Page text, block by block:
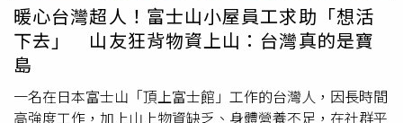
就會出現腹痛、吐瀉、傷風感冒、腰肩疼痛等癥狀。空調開
放時間不易過長，夜裡最好不開或只開除濕。這樣，既可降
溫避暑，又可預防空調病。3. 有慢性病如哮喘、慢性支氣管
炎患者及胃腸功能較弱的人，不宜長時間開空調，避免直吹
或將腹部蓋好。四、行的養生與禁忌早睡早起養精蓄銳，養
肝護肺；早睡可以順應陽氣的收斂，早起可使肺氣得到舒
主，「原來大家上班後的午餐都長這樣」、「至少還願意自
己準備，已經很厲害了」、「雖然看起來很樸素，但都是原
型食物，比外食健康」、「上班吃飯只是補充體力，能撐過
下午就好」；還有人看完文章才驚覺，自己早上蒸好的水煮
蛋忘在電鍋裡，苦笑說「今天直接沒便當吃了」。不少網友
也認為，與其每天花時間做精緻便當，不如依照自己的生活
暖心台灣超人！富士山小屋員工求助「想活
下去」 山友狂背物資上山：台灣真的是寶
島
一名在日本富士山「頂上富士館」工作的台灣人，因長時間
高強度工作，加上山上物資缺乏、身體營養不足，在社群平